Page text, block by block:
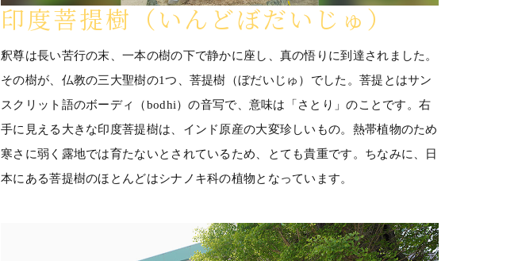
印度菩提樹（いんどぼだいじゅ）
釈尊は長い苦行の末、一本の樹の下で静かに座し、真の悟りに到達されました。
その樹が、仏教の三大聖樹の1つ、菩提樹（ぼだいじゅ）でした。菩提とはサン
スクリット語のボーディ（bodhi）の音写で、意味は「さとり」のことです。右
手に見える大きな印度菩提樹は、インド原産の大変珍しいもの。熱帯植物のため
寒さに弱く露地では育たないとされているため、とても貴重です。ちなみに、日
本にある菩提樹のほとんどはシナノキ科の植物となっています。